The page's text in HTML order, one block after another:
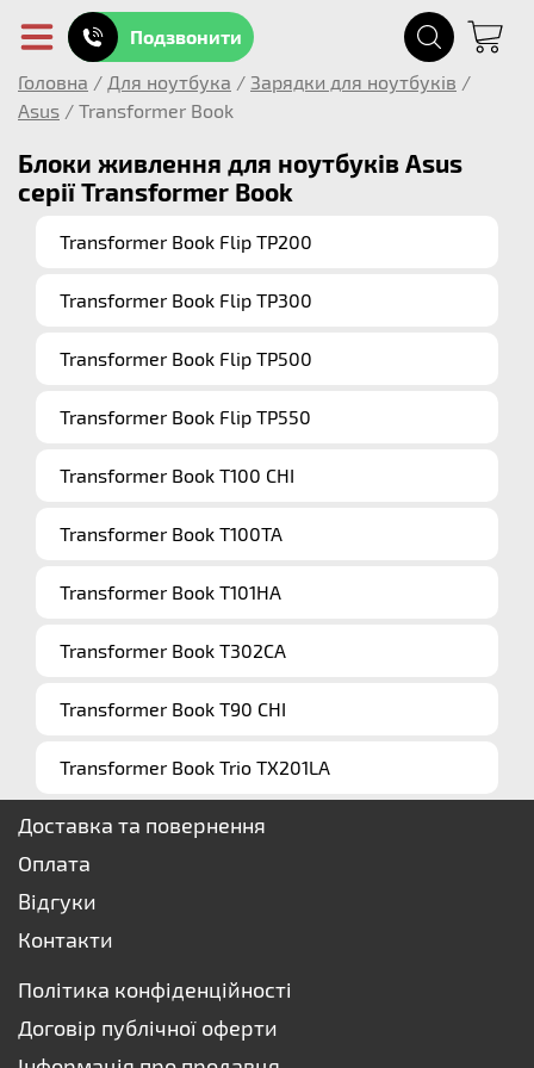
Подзвонити
Головна / Для ноутбука / Зарядки для ноутбуків /
Asus / Transformer Book
Блоки живлення для ноутбуків Asus
серії Transformer Book
Transformer Book Flip TP200
Transformer Book Flip TP300
Transformer Book Flip TP500
Transformer Book Flip TP550
Transformer Book T100 CHI
Transformer Book T100TA
Transformer Book T101HA
Transformer Book T302CA
Transformer Book T90 CHI
Transformer Book Trio TX201LA
Доставка та повернення
Оплата
Відгуки
Контакти
Політика конфіденційності
Договір публічної оферти